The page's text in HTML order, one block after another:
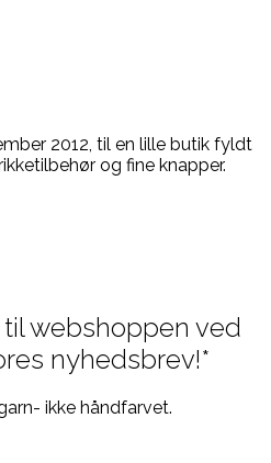
2012, til en lille butik fyldt
og fine knapper.
til webshoppen ved
nyhedsbrev!*
ikke håndfarvet.